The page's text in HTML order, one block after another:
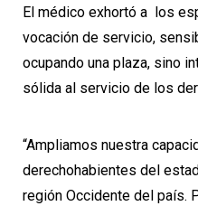
El médico exhortó a los
vocación de servicio,
ocupando una plaza, sino
sólida al servicio de los
“Ampliamos nuestra
derechohabientes del
región Occidente del país.